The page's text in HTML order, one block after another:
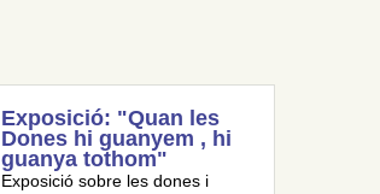
Exposició: "Quan les
Dones hi guanyem , hi
guanya tothom"
Exposició sobre les dones i